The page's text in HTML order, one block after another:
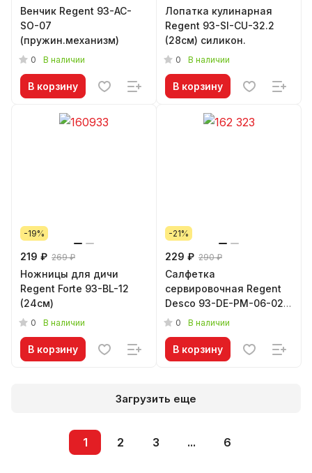
Венчик Regent 93-AC-
SO-07
(пружин.механизм)
0 В наличии
В корзину
Лопатка кулинарная
Regent 93-SI-CU-32.2
(28см) силикон.
0 В наличии
В корзину
-19%
219 ₽ 269 ₽
Ножницы для дичи
Regent Forte 93-BL-12
(24см)
0 В наличии
В корзину
-21%
229 ₽ 290 ₽
Салфетка
сервировочная Regent
Desco 93-DE-PM-06-02
(38см)
0 В наличии
В корзину
Загрузить еще
1 2 3 ... 6